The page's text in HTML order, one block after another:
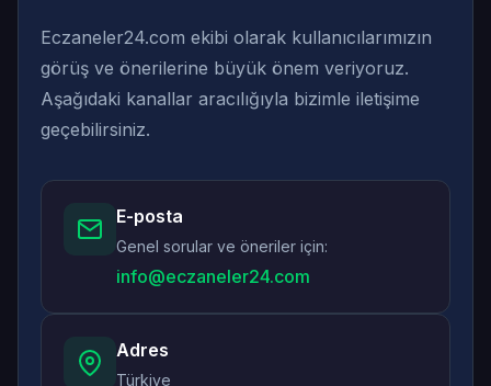
Eczaneler24.com ekibi olarak kullanıcılarımızın
görüş ve önerilerine büyük önem veriyoruz.
Aşağıdaki kanallar aracılığıyla bizimle iletişime
geçebilirsiniz.
E-posta
Genel sorular ve öneriler için:
info@eczaneler24.com
Adres
Türkiye